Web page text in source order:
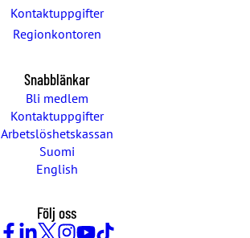
Kontaktuppgifter
Regionkontoren
Snabblänkar
Bli medlem
Kontaktuppgifter
Arbetslöshetskassan
Suomi
English
Följ oss